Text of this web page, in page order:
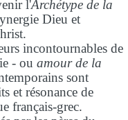
l'Archétype de la
Dieu et
incontournables de
- ouamour de la
sont
et résonance de
français-grec.